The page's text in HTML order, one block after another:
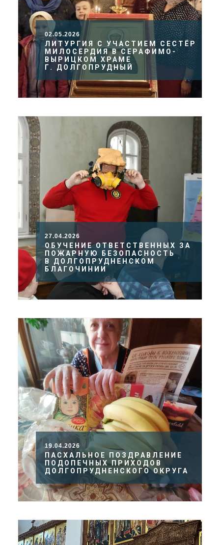
02.05.2026
ЛИТУРГИЯ С УЧАСТИЕМ СЕСТЁР
МИЛОСЕРДИЯ В СЕРАФИМО-
ВЫРИЦКОМ ХРАМЕ
Г. ДОЛГОПРУДНЫЙ
27.04.2026
ОБУЧЕНИЕ ОТВЕТСТВЕННЫХ ЗА
ПОЖАРНУЮ БЕЗОПАСНОСТЬ
В ДОЛГОПРУДНЕНСКОМ
БЛАГОЧИНИИ
19.04.2026
ПАСХАЛЬНОЕ ПОЗДРАВЛЕНИЕ
ПОДОПЕЧНЫХ ПРИХОДОВ
ДОЛГОПРУДНЕНСКОГО ОКРУГА